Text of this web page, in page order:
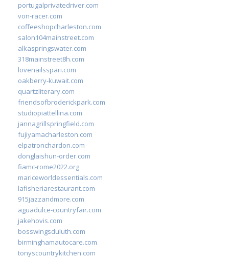
portugalprivatedriver.com
von-racer.com
coffeeshopcharleston.com
salon104mainstreet.com
alkaspringswater.com
318mainstreet8h.com
lovenailsspari.com
oakberry-kuwait.com
quartzliterary.com
friendsofbroderickpark.com
studiopiattellina.com
jannagrillspringfield.com
fujiyamacharleston.com
elpatronchardon.com
donglaishun-order.com
fiamc-rome2022.org
mariceworldessentials.com
lafisheriarestaurant.com
915jazzandmore.com
aguadulce-countryfair.com
jakehovis.com
bosswingsduluth.com
birminghamautocare.com
tonyscountrykitchen.com